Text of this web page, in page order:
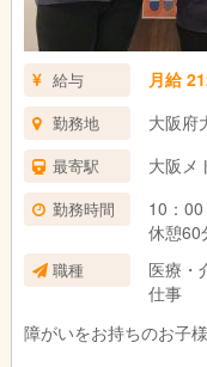
給与 月給
勤務地 大阪府
最寄駅 大阪メ
勤務時間
10：00
休憩60
職種
医療・
仕事
障がいをお持ちのお子